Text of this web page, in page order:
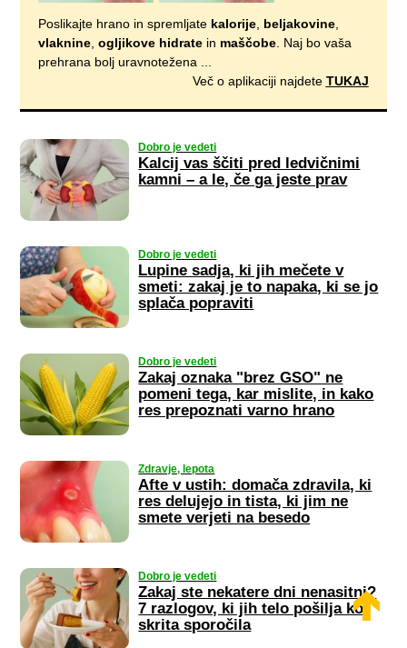
Poslikajte hrano in spremljate kalorije, beljakovine,
vlaknine,ogljikove hidrate in maščobe. Naj bo vaša
prehrana bolj uravnotežena ...
Več o aplikaciji najdete TUKAJ
Dobro je vedeti
Kalcij vas ščiti pred ledvičnimi
kamni – a le, če ga jeste prav
Dobro je vedeti
Lupine sadja, ki jih mečete v
smeti: zakaj je to napaka, ki se jo
splača popraviti
Dobro je vedeti
Zakaj oznaka "brez GSO" ne
pomeni tega, kar mislite, in kako
res prepoznati varno hrano
Zdravje, lepota
Afte v ustih: domača zdravila, ki
res delujejo in tista, ki jim ne
smete verjeti na besedo
Dobro je vedeti
Zakaj ste nekatere dni nenasitni?
7 razlogov, ki jih telo pošilja kot
skrita sporočila